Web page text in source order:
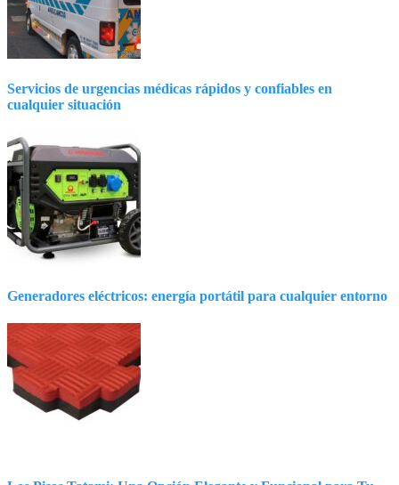
Servicios de urgencias médicas rápidos y confiables en
cualquier situación
Generadores eléctricos: energía portátil para cualquier entorno